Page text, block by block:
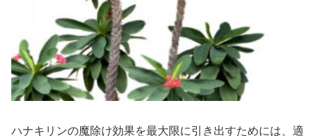
ハナキリンの魔除け効果を最大限に引き出すためには、適